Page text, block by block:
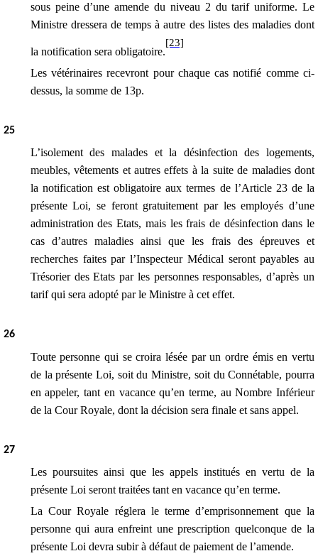
sous peine d’une amendedu niveau 2 du tarif uniforme. Le
Ministre dressera de temps à autre des listes des maladies dont
la notification sera obligatoire.
[23]
Les vétérinaires recevront pour chaque cas notifié comme ci-
dessus, la somme de 13p.
25
L’isolement des malades et la désinfection des logements,
meubles, vêtements et autres effets à la suite de maladies dont
la notification est obligatoire aux termes de l’Article 23 de la
présente Loi, se feront gratuitement par les employés d’une
administration des Etats, mais les frais de désinfection dans le
cas d’autres maladies ainsi que les frais des épreuves et
recherches faites par l’Inspecteur Médical seront payables au
Trésorier des Etats par les personnes responsables, d’après un
tarif qui sera adopté par le Ministre à cet effet.
26
Toute personne qui se croira lésée par un ordre émis en vertu
de la présente Loi, soit du Ministre, soit du Connétable, pourra
en appeler, tant en vacance qu’en terme, au Nombre Inférieur
de la Cour Royale, dont la décision sera finale et sans appel.
27
Les poursuites ainsi que les appels institués en vertu de la
présente Loi seront traitées tant en vacance qu’en terme.
La Cour Royale réglera le terme d’emprisonnement que la
personne qui aura enfreint une prescription quelconque de la
présente Loi devra subir à défaut de paiement de l’amende.